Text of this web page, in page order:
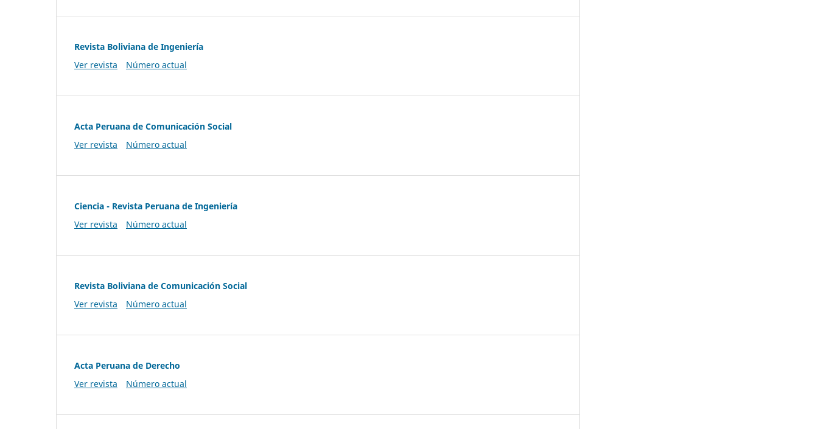
Revista Boliviana de Ingeniería
Ver revista
Número actual
Acta Peruana de Comunicación Social
Ver revista
Número actual
Ciencia - Revista Peruana de Ingeniería
Ver revista
Número actual
Revista Boliviana de Comunicación Social
Ver revista
Número actual
Acta Peruana de Derecho
Ver revista
Número actual